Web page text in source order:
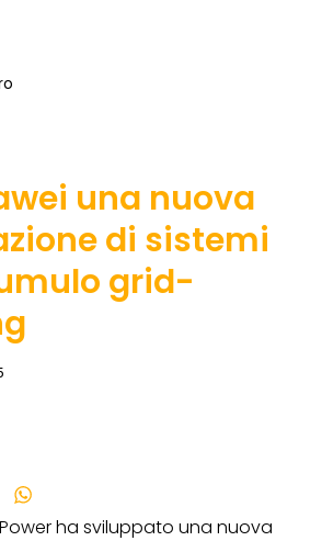
una nuova
di sistemi
grid-
Email
ha sviluppato una nuova